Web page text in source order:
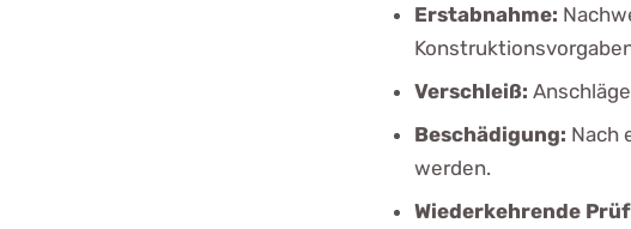
Erstabnahme:
Verschleiß:
Beschädigung: Nach
werden.
Wiederkehrende